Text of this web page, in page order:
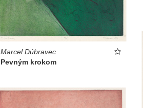
Marcel Dúbravec
Pevným krokom